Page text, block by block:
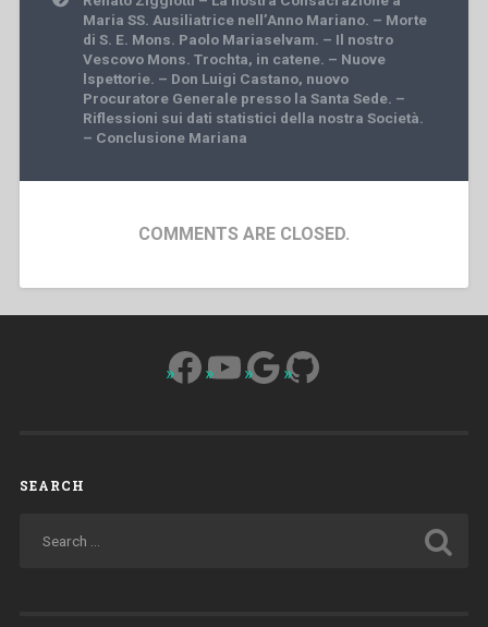
Maria SS. Ausiliatrice nell’Anno Mariano. – Morte
di S. E. Mons. Paolo Mariaselvam. – Il nostro
Vescovo Mons. Trochta, in catene. – Nuove
lspettorie. – Don Luigi Castano, nuovo
Procuratore Generale presso la Santa Sede. –
Riflessioni sui dati statistici della nostra Società.
– Conclusione Mariana
COMMENTS ARE CLOSED.
Facebook
YouTube
Google
GitHub
SEARCH